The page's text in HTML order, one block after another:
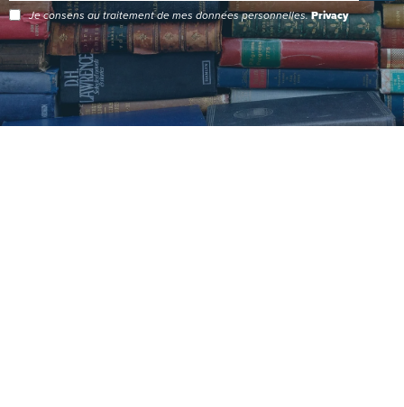
Je consens au traitement de mes données personnelles.Privacy